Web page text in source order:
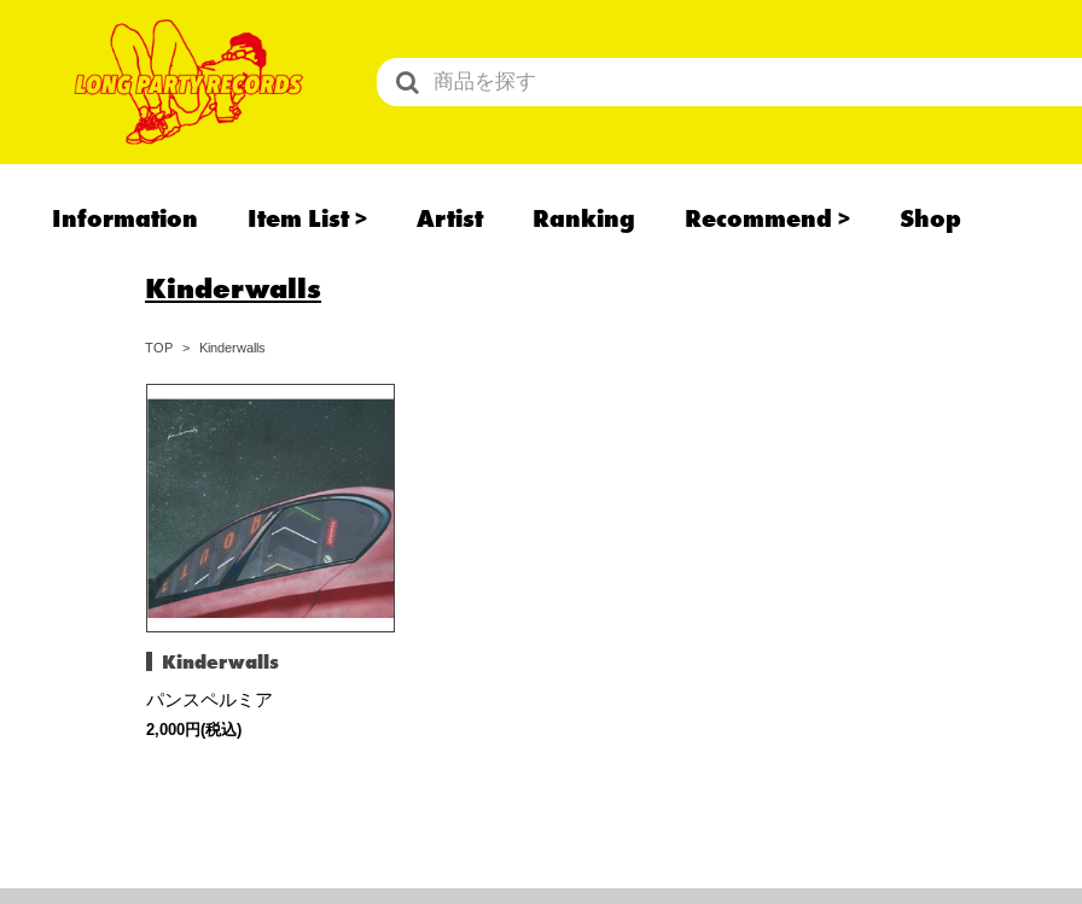
Information Item List
Recommend
予約商品
Artist Ranking Recommend Shop
Kinderwalls
TOP Kinderwalls
Kinderwalls
パンスペルミア
2,000円(税込)